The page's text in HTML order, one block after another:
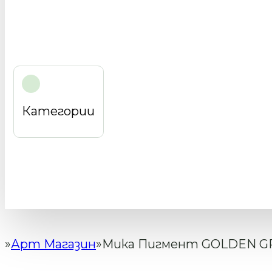
Категории
Начало
Арт Магазин Мика Пигмент GOLDEN